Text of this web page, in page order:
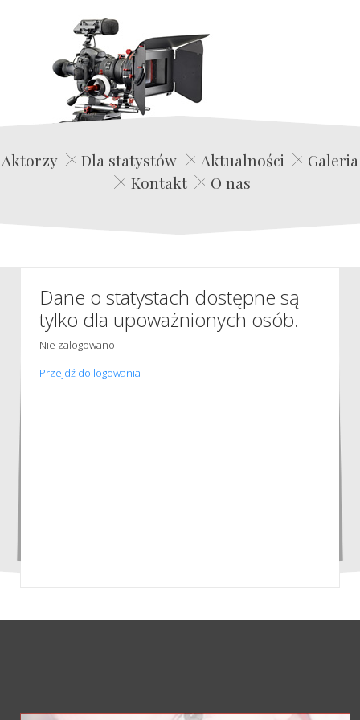
Edwin Film Agencja Aktorska
Aktorzy Dla statystów Aktualności
Galeria
Kontakt
O nas
Dane o statystach dostępne są
tylko dla upoważnionych osób.
Nie zalogowano
Przejdź do logowania